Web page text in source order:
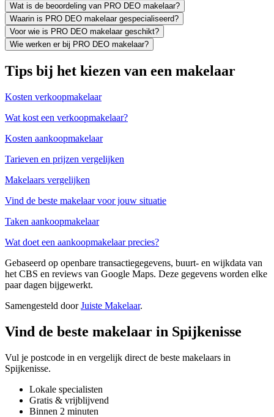
Wat is de beoordeling van PRO DEO makelaar?
Waarin is PRO DEO makelaar gespecialiseerd?
Voor wie is PRO DEO makelaar geschikt?
Wie werken er bij PRO DEO makelaar?
Tips bij het kiezen van een makelaar
Kosten verkoopmakelaar
Wat kost een verkoopmakelaar?
Kosten aankoopmakelaar
Tarieven en prijzen vergelijken
Makelaars vergelijken
Vind de beste makelaar voor jouw situatie
Taken aankoopmakelaar
Wat doet een aankoopmakelaar precies?
Gebaseerd op openbare transactiegegevens, buurt- en wijkdata van
het CBS en reviews van Google Maps. Deze gegevens worden elke
paar dagen bijgewerkt.
Samengesteld doorJuiste Makelaar.
Vind de beste makelaar in Spijkenisse
Vul je postcode in en vergelijk direct de beste makelaars in
Spijkenisse.
Lokale specialisten
Gratis & vrijblijvend
Binnen 2 minuten